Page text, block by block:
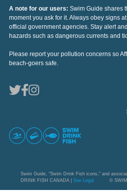
A note for our users: Swim Guide shares
moment you ask for it. Always obey signs
official government agencies. Stay alert
hazards such as dangerous currents and
Please report your pollution concerns so
beach-goers safe.
Swim Guide, "Swim Drink Fish icons," and
DRINK FISH CANADA | See Legal ©